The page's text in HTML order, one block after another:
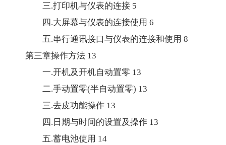
三.打印机与仪表的连接 5
四.大屏幕与仪表的连接使用 6
五.串行通讯接口与仪表的连接和使用 8
第三章操作方法 13
一.开机及开机自动置零 13
二.手动置零(半自动置零) 13
三.去皮功能操作 13
四.日期与时间的设置及操作 13
五.蓄电池使用 14